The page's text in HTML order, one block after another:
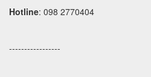
Hotline: 098 2770404
-----------------